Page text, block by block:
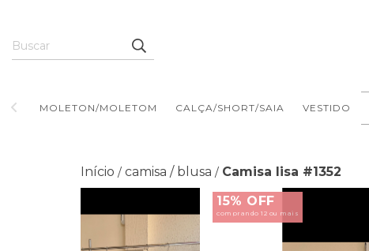
MOLETON/MOLETOM CALÇA/SHORT/SAIA VESTIDO
Início / camisa / blusa / Camisa lisa #1352
15% OFF
comprando 12 ou mais